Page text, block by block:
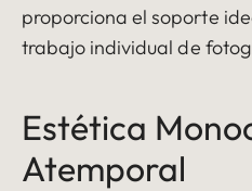
proporciona el soporte
trabajo individual de
Estética
Atemporal